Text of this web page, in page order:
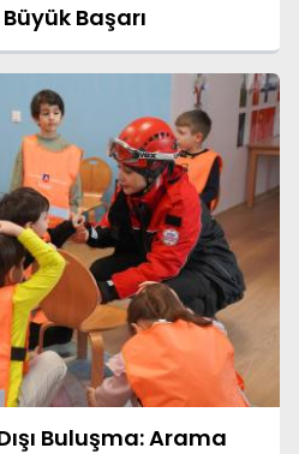
Başarı
Buluşma: Arama